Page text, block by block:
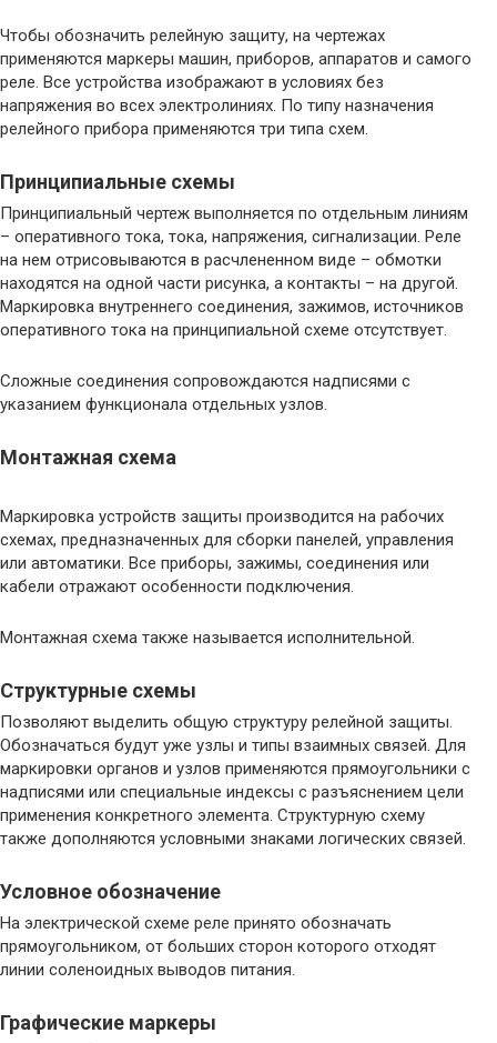
Чтобы обозначить релейную защиту, на чертежах
применяются маркеры машин, приборов, аппаратов и самого
реле. Все устройства изображают в условиях без
напряжения во всех электролиниях. По типу назначения
релейного прибора применяются три типа схем.
Принципиальные схемы
Принципиальный чертеж выполняется по отдельным линиям
– оперативного тока, тока, напряжения, сигнализации. Реле
на нем отрисовываются в расчлененном виде – обмотки
находятся на одной части рисунка, а контакты – на другой.
Маркировка внутреннего соединения, зажимов, источников
оперативного тока на принципиальной схеме отсутствует.
Сложные соединения сопровождаются надписями с
указанием функционала отдельных узлов.
Монтажная схема
Маркировка устройств защиты производится на рабочих
схемах, предназначенных для сборки панелей, управления
или автоматики. Все приборы, зажимы, соединения или
кабели отражают особенности подключения.
Монтажная схема также называется исполнительной.
Структурные схемы
Позволяют выделить общую структуру релейной защиты.
Обозначаться будут уже узлы и типы взаимных связей. Для
маркировки органов и узлов применяются прямоугольники с
надписями или специальные индексы с разъяснением цели
применения конкретного элемента. Структурную схему
также дополняются условными знаками логических связей.
Условное обозначение
На электрической схеме реле принято обозначать
прямоугольником, от больших сторон которого отходят
линии соленоидных выводов питания.
Графические маркеры